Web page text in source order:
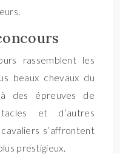
rassemblent les
beaux chevaux du
des épreuves de
et d’autres
s’affrontent
prestigieux.